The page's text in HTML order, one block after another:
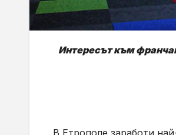
Интересът към
В Етрополе заработи